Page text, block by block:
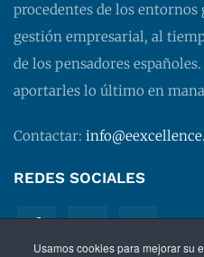
Usamos cookies para mejorar su
procedentes de los
gestión empresarial, al
de los pensadores
aportarles lo último en
Contactar:
REDES SOCIALES